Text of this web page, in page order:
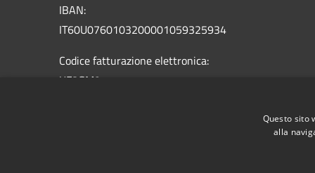
IBAN:
IT60U0760103200001059325934
Codice fatturazione elettronica:
UF8GM9
Questo sito
alla